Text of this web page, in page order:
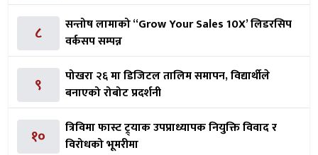
८
सन्तोष लामाको ‘‘Grow Your Sales 10X’ लिडरसिप
वर्कसप सम्पन्न
९
पोखरा २६ मा डिजिटल तालिम समापन, विद्यार्थीले
बनाएको रोबोट प्रदर्शनी
१०
त्रिविमा फास्ट ट्र्याक उपप्राध्यापक नियुक्ति विवाद र
विरोधको भूमरीमा